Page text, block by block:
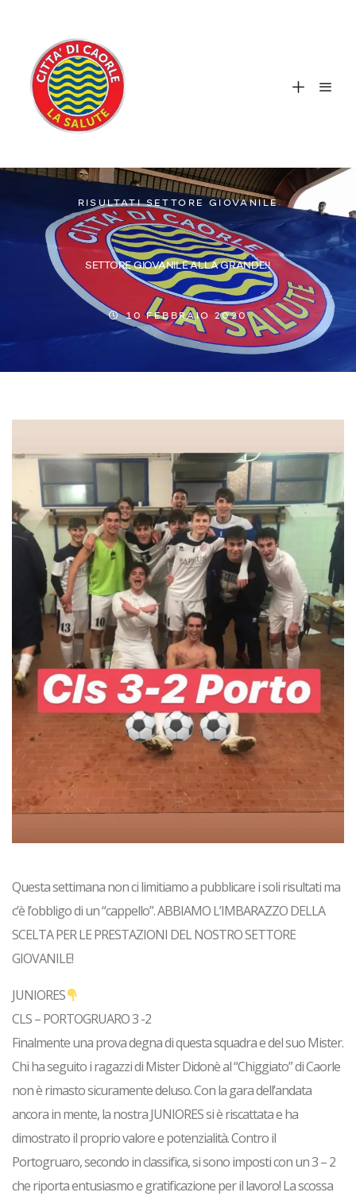
RISULTATI SETTORE GIOVANILE
SETTORE GIOVANILE ALLA GRANDE!!
10 FEBBRAIO 2020
Questa settimana non ci limitiamo a pubblicare i soli risultati ma
c’è l’obbligo di un “cappello”.ABBIAMO L’IMBARAZZO DELLA
SCELTA PER LE PRESTAZIONI DEL NOSTRO SETTORE
GIOVANILE!
JUNIORES
CLS – PORTOGRUARO 3 -2
Finalmente una prova degna di questa squadra e del suo Mister.
Chi ha seguito i ragazzi diMister Didonèal “Chiggiato” di Caorle
non è rimasto sicuramente deluso. Con la gara dell’andata
ancora in mente, la nostraJUNIORESsi è riscattata e ha
dimostrato il proprio valore e potenzialità. Contro il
Portogruaro, secondo in classifica, si sono imposti con un 3 – 2
che riporta entusiasmo e gratificazione per il lavoro! La scossa